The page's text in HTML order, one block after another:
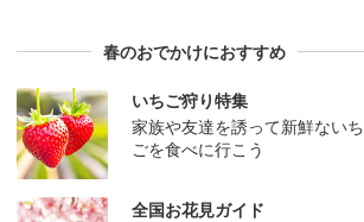
春のおでかけにおすすめ
いちご狩り特集
家族や友達を誘って新鮮ないち
ごを食べに行こう
全国お花見ガイド